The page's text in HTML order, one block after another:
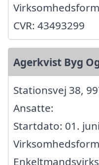
CVR: 43493299
Agerkvist Byg
Stationsvej 38,
Ansatte:
Startdato: 01.